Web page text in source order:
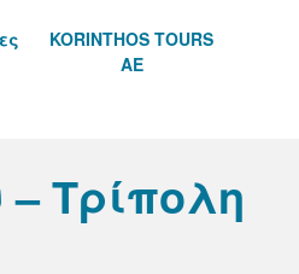
KORINTHOS TOURS
AE
– Τρίπολη